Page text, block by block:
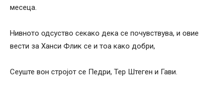
месеца.
Нивното одсуство секако дека се почувствува, и овие
вести за Ханси Флик се и тоа како добри,
Сеуште вон стројот се Педри, Тер Штеген и Гави.